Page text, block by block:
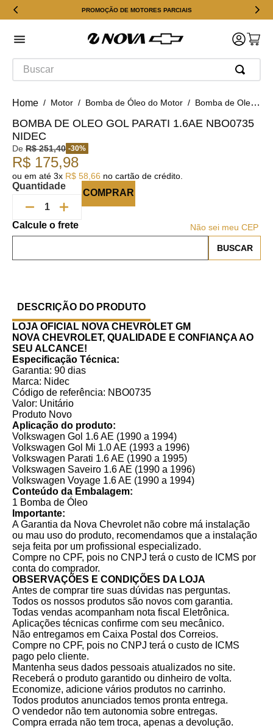
PROMOÇÃO DE MOTORES PARCIAIS
Buscar
Motor Bomba de Óleo do Motor Bomba de Oleo Gol Parati 1.6AE NBO0735 Nidec
BOMBA DE OLEO GOL PARATI 1.6AE NBO0735
NIDEC
De R$ 251,40 -30%
R$ 175,98
ou em até 3x R$ 58 66 no cartão de crédito.
Quantidade
COMPRAR
Não sei meu CEP
DESCRIÇÃO DO PRODUTO
LOJA OFICIAL NOVA CHEVROLET GM
NOVA CHEVROLET, QUALIDADE E CONFIANÇA AO
SEU ALCANCE!
Especificação Técnica:
Garantia: 90 dias
Marca: Nidec
Código de referência: NBO0735
Valor: Unitário
Produto Novo
Aplicação do produto:
Volkswagen Gol 1.6 AE (1990 a 1994)
Volkswagen Gol Mi 1.0 AE (1993 a 1996)
Volkswagen Parati 1.6 AE (1990 a 1995)
Volkswagen Saveiro 1.6 AE (1990 a 1996)
Volkswagen Voyage 1.6 AE (1990 a 1994)
Conteúdo da Embalagem:
1 Bomba de Óleo
Importante:
A Garantia da Nova Chevrolet não cobre má instalação
ou mau uso do produto, recomendamos que a instalação
seja feita por um profissional especializado.
Compre no CPF, pois no CNPJ terá o custo de ICMS por
conta do comprador.
OBSERVAÇÕES E CONDIÇÕES DA LOJA
Antes de comprar tire suas dúvidas nas perguntas.
Todos os nossos produtos são novos com garantia.
Todas vendas acompanham nota fiscal Eletrônica.
Aplicações técnicas confirme com seu mecânico.
Não entregamos em Caixa Postal dos Correios.
Compre no CPF, pois no CNPJ terá o custo de ICMS
pago pelo cliente.
Mantenha seus dados pessoais atualizados no site.
Receberá o produto garantido ou dinheiro de volta.
Economize, adicione vários produtos no carrinho.
Todos produtos anunciados temos pronta entrega.
O vendedor não tem autonomia sobre entregas.
Compra errada não tem troca, apenas a devolução.